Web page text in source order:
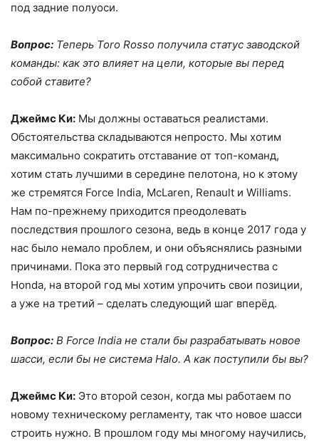
под задние полуоси.
Вопрос: Теперь Toro Rosso получила статус заводской
команды: как это влияет на цели, которые вы перед
собой ставите?
Джеймс Ки: Мы должны оставаться реалистами.
Обстоятельства складываются непросто. Мы хотим
максимально сократить отставание от топ-команд,
хотим стать лучшими в середине пелотона, но к этому
же стремятся Force India, McLaren, Renault и Williams.
Нам по-прежнему приходится преодолевать
последствия прошлого сезона, ведь в конце 2017 года у
нас было немало проблем, и они объяснялись разными
причинами. Пока это первый год сотрудничества с
Honda, на второй год мы хотим упрочить свои позиции,
а уже на третий – сделать следующий шаг вперёд.
Вопрос: В Force India не стали бы разрабатывать новое
шасси, если бы не система Halo. А как поступили бы вы?
Джеймс Ки: Это второй сезон, когда мы работаем по
новому техническому регламенту, так что новое шасси
строить нужно. В прошлом году мы многому научились,